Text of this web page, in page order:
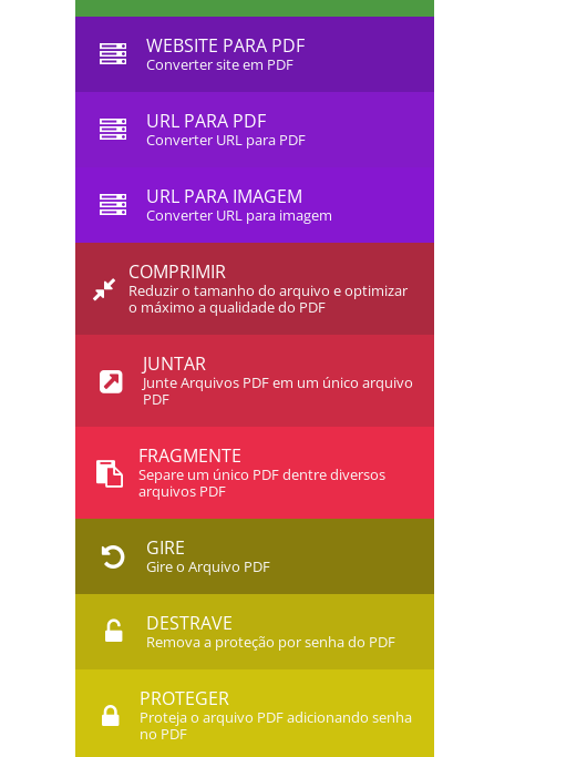
WEBSITE PARA PDF
Converter site em PDF
URL PARA PDF
Converter URL para PDF
URL PARA IMAGEM
Converter URL para imagem
COMPRIMIR
Reduzir o tamanho do arquivo e optimizar
o máximo a qualidade do PDF
JUNTAR
Junte Arquivos PDF em um único arquivo
PDF
FRAGMENTE
Separe um único PDF dentre diversos
arquivos PDF
GIRE
Gire o Arquivo PDF
DESTRAVE
Remova a proteção por senha do PDF
PROTEGER
Proteja o arquivo PDF adicionando senha
no PDF